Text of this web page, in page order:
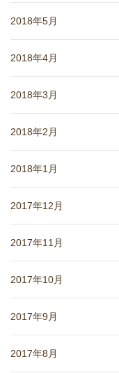
2018年5月
2018年4月
2018年3月
2018年2月
2018年1月
2017年12月
2017年11月
2017年10月
2017年9月
2017年8月